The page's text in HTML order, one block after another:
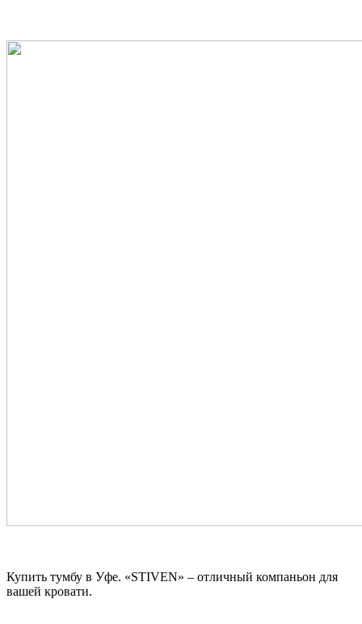
Купить тумбу в Уфе. «STIVEN» – отличный компаньон для
вашей кровати.